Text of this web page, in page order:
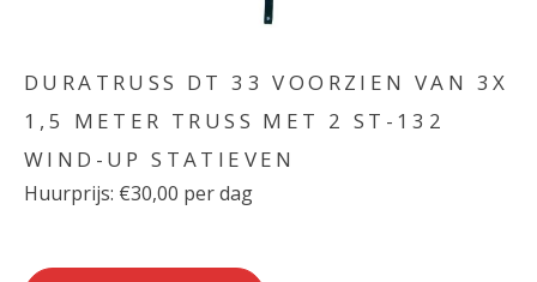
DURATRUSS DT 33 VOORZIEN VAN 3X
1,5 METER TRUSS MET 2 ST-132
WIND-UP STATIEVEN
Huurprijs: €30,00 per dag